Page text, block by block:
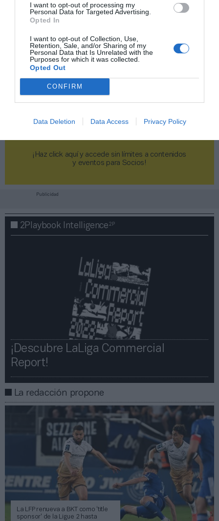
I want to opt-out of processing my
Personal Data for Targeted Advertising.
Opted In
I want to opt-out of Collection, Use,
Retention, Sale, and/or Sharing of my
Personal Data that Is Unrelated with the
Purposes for which it was collected.
Opted Out
CONFIRM
Data Deletion Data Access Privacy Policy
¡Haz click aquí y accede sin límites a contenidos
y eventos para Socios!​​​​​​​
Publicidad
2Playbook Intelligence2P
¡Descubre LaLiga Commercial
Report!​​
La redacción propone
La LFP renueva a BKT como ‘title
sponsor’ de la Ligue 2 hasta